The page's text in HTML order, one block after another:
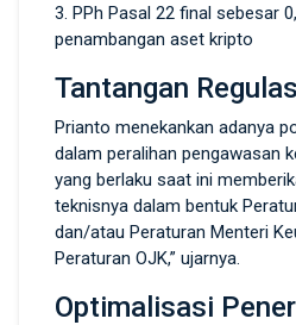
3. PPh Pasal 22 final sebesar
penambangan aset kripto
Tantangan
Prianto menekankan adanya
dalam peralihan pengawasan
yang berlaku saat ini
teknisnya dalam bentuk
dan/atau Peraturan Menteri
Peraturan OJK,” ujarnya.
Optimalisasi